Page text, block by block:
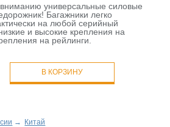
универсальные силовые
Багажники легко
на любой серийный
и высокие крепления на
на рейлинги.
В КОРЗИНУ
→ Китай